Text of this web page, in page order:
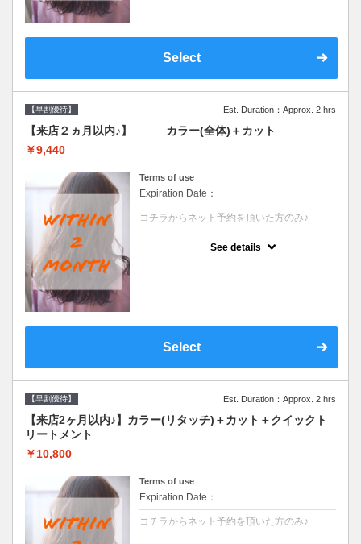
Select
【早割優待】 Est. Duration：Approx. 2 hrs
【来店２ヵ月以内♪】 カラー(全体)＋カット
￥9,440
Terms of use
Expiration Date：
コチラからネット予約を頂いた方のみ♪
See details
Select
【早割優待】 Est. Duration：Approx. 2 hrs
【来店2ヶ月以内♪】カラー(リタッチ)＋カット＋クイックト
リートメント
￥10,800
Terms of use
Expiration Date：
コチラからネット予約を頂いた方のみ♪